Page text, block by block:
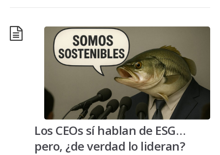
Los CEOs sí hablan de ESG…
pero, ¿de verdad lo lideran?